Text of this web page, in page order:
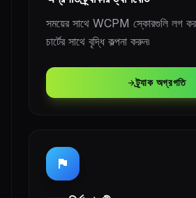
সময়ের সাথে WCPM স্কোরগুলি লগ করুন
চার্টের সাথে বৃদ্ধি কল্পনা করুন৷
arrow_forwardট্র্যাক অগ্রগতি
flag